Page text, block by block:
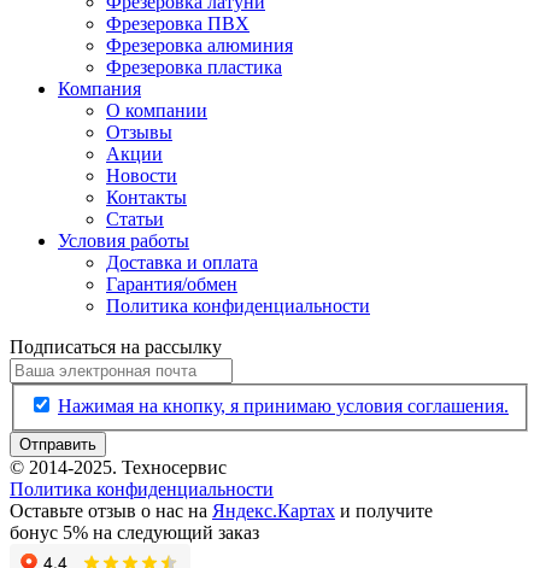
Фрезеровка ПВХ
Фрезеровка алюминия
Фрезеровка пластика
Компания
О компании
Отзывы
Акции
Новости
Контакты
Статьи
Условия работы
Доставка и оплата
Гарантия/обмен
Политика конфиденциальности
Подписаться на рассылку
Нажимая на кнопку, я принимаю условия соглашения.
Отправить
© 2014-2025. Техносервис
Политика конфиденциальности
Оставьте отзыв о нас на Яндекс.Картах и получите
бонус 5% на следующий заказ